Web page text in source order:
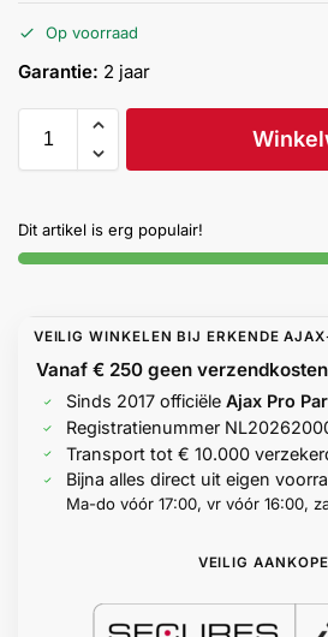
Op voorraad
Garantie: 2 jaar
Dit artikel is erg populair!
VEILIG WINKELEN BIJ ERKENDE
Vanaf € 250 geen
Sinds 2017 officiële Ajax Pro
Registratienummer
Transport tot € 10.000
Bijna alles direct uit eigen
Ma-do vóór 17:00, vr vóór 16:00,
VEILIG